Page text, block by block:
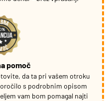
pomoč
da ta pri vašem otroku
s podrobnim opisom
vam bom pomagal najti